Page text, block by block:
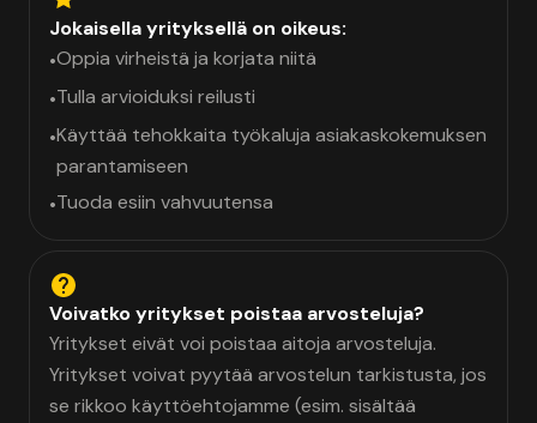
Jokaisella yrityksellä on oikeus:
•Oppia virheistä ja korjata niitä
•Tulla arvioiduksi reilusti
•Käyttää tehokkaita työkaluja asiakaskokemuksen
parantamiseen
•Tuoda esiin vahvuutensa
Voivatko yritykset poistaa arvosteluja?
Yritykset eivät voi poistaa aitoja arvosteluja.
Yritykset voivat pyytää arvostelun tarkistusta, jos
se rikkoo käyttöehtojamme (esim. sisältää